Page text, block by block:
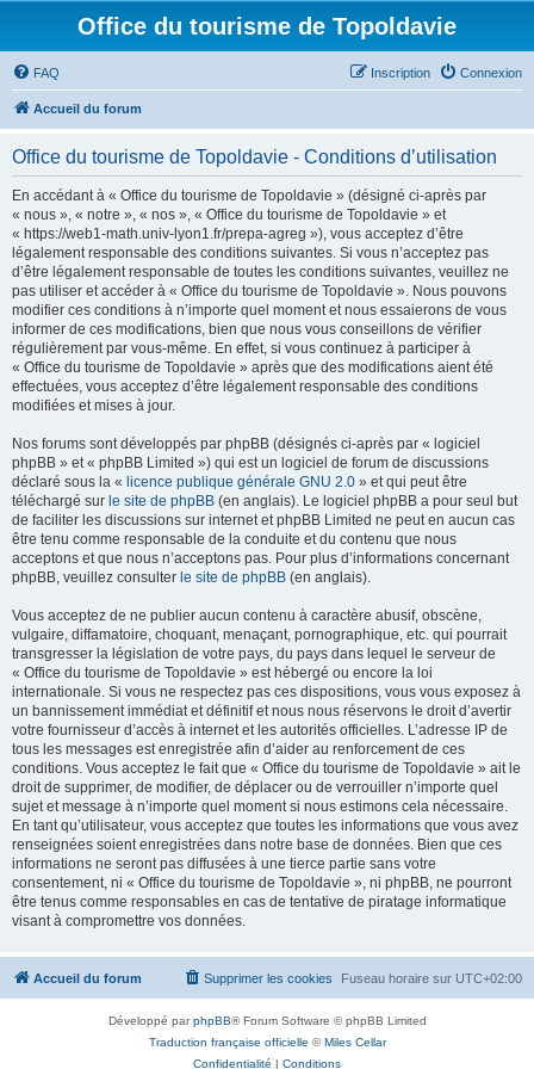
Office du tourisme de Topoldavie
FAQ Connexion
Inscription
Accueil du forum
Office du tourisme de Topoldavie - Conditions d’utilisation
En accédant à « Office du tourisme de Topoldavie » (désigné ci-après par
« nous », « notre », « nos », « Office du tourisme de Topoldavie » et
« https://web1-math.univ-lyon1.fr/prepa-agreg »), vous acceptez d’être
légalement responsable des conditions suivantes. Si vous n’acceptez pas
d’être légalement responsable de toutes les conditions suivantes, veuillez ne
pas utiliser et accéder à « Office du tourisme de Topoldavie ». Nous pouvons
modifier ces conditions à n’importe quel moment et nous essaierons de vous
informer de ces modifications, bien que nous vous conseillons de vérifier
régulièrement par vous-même. En effet, si vous continuez à participer à
« Office du tourisme de Topoldavie » après que des modifications aient été
effectuées, vous acceptez d’être légalement responsable des conditions
modifiées et mises à jour.
Nos forums sont développés par phpBB (désignés ci-après par « logiciel
phpBB » et « phpBB Limited ») qui est un logiciel de forum de discussions
déclaré sous la « licence publique générale GNU 2.0 » et qui peut être
téléchargé sur le site de phpBB (en anglais). Le logiciel phpBB a pour seul but
de faciliter les discussions sur internet et phpBB Limited ne peut en aucun cas
être tenu comme responsable de la conduite et du contenu que nous
acceptons et que nous n’acceptons pas. Pour plus d’informations concernant
phpBB, veuillez consulter le site de phpBB (en anglais).
Vous acceptez de ne publier aucun contenu à caractère abusif, obscène,
vulgaire, diffamatoire, choquant, menaçant, pornographique, etc. qui pourrait
transgresser la législation de votre pays, du pays dans lequel le serveur de
« Office du tourisme de Topoldavie » est hébergé ou encore la loi
internationale. Si vous ne respectez pas ces dispositions, vous vous exposez à
un bannissement immédiat et définitif et nous nous réservons le droit d’avertir
votre fournisseur d’accès à internet et les autorités officielles. L’adresse IP de
tous les messages est enregistrée afin d’aider au renforcement de ces
conditions. Vous acceptez le fait que « Office du tourisme de Topoldavie » ait le
droit de supprimer, de modifier, de déplacer ou de verrouiller n’importe quel
sujet et message à n’importe quel moment si nous estimons cela nécessaire.
En tant qu’utilisateur, vous acceptez que toutes les informations que vous avez
renseignées soient enregistrées dans notre base de données. Bien que ces
informations ne seront pas diffusées à une tierce partie sans votre
consentement, ni « Office du tourisme de Topoldavie », ni phpBB, ne pourront
être tenus comme responsables en cas de tentative de piratage informatique
visant à compromettre vos données.
Accueil du forum Fuseau horaire sur UTC+02:00
Supprimer les cookies
Développé parphpBB® Forum Software © phpBB Limited
Traduction française officielle ©Miles Cellar
Confidentialité | Conditions